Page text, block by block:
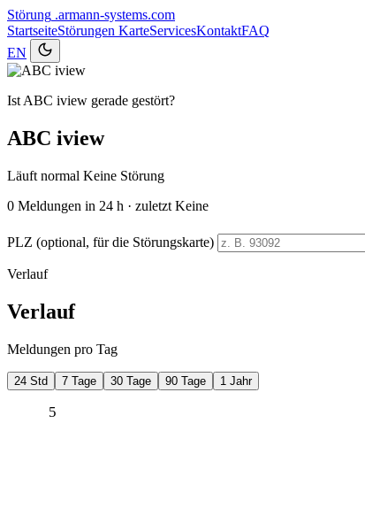
Störung .armann-systems.com
StartseiteStörungen KarteServicesKontaktFAQ
EN
Ist ABC iview gerade gestört?
ABC iview
Läuft normal Keine Störung
0 Meldungen in 24 h · zuletzt Keine
PLZ (optional, für die Störungskarte)
Verlauf
Verlauf
Meldungen pro Tag
24 Std 7 Tage 30 Tage 90 Tage 1 Jahr
5